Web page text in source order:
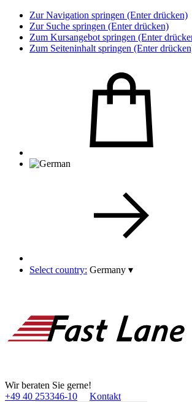
Zur Navigation springen (Enter drücken)
Zur Suche springen (Enter drücken)
Zum Kursangebot springen (Enter
Zum Seiteninhalt springen (Enter
Select country: Germany ▾
Wir beraten Sie gerne!
+49 40 253346­-10
Kontakt